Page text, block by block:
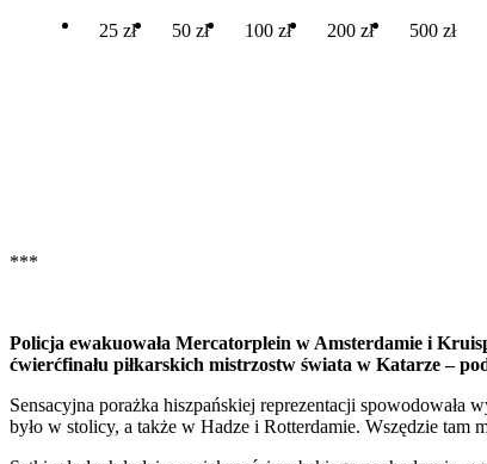
25 zł 50 zł 100 zł 200 zł 500 zł
***
Policja ewakuowała Mercatorplein w Amsterdamie i
ćwierćfinału piłkarskich mistrzostw świata w Katarze –
Sensacyjna porażka hiszpańskiej reprezentacji
było w stolicy, a także w Hadze i Rotterdamie. Wszędzie tam